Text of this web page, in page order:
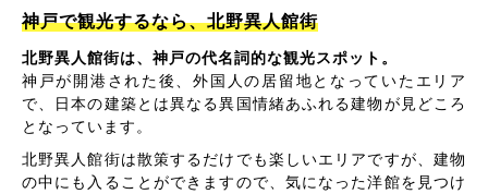
神戸で観光するなら、北野異人館街
北野異人館街は、神戸の代名詞的な観光スポット。
神戸が開港された後、外国人の居留地となっていたエリア
で、日本の建築とは異なる異国情緒あふれる建物が見どころ
となっています。
北野異人館街は散策するだけでも楽しいエリアですが、建物
の中にも入ることができますので、気になった洋館を見つけ